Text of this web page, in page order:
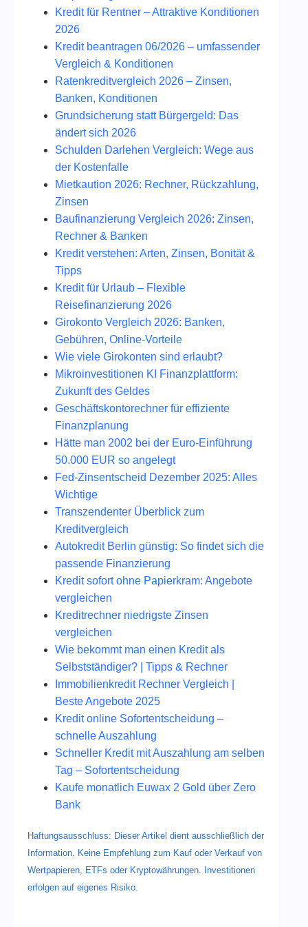
Kredit für Rentner – Attraktive Konditionen
2026
Kredit beantragen 06/2026 – umfassender
Vergleich & Konditionen
Ratenkreditvergleich 2026 – Zinsen,
Banken, Konditionen
Grundsicherung statt Bürgergeld: Das
ändert sich 2026
Schulden Darlehen Vergleich: Wege aus
der Kostenfalle
Mietkaution 2026: Rechner, Rückzahlung,
Zinsen
Baufinanzierung Vergleich 2026: Zinsen,
Rechner & Banken
Kredit verstehen: Arten, Zinsen, Bonität &
Tipps
Kredit für Urlaub – Flexible
Reisefinanzierung 2026
Girokonto Vergleich 2026: Banken,
Gebühren, Online-Vorteile
Wie viele Girokonten sind erlaubt?
Mikroinvestitionen KI Finanzplattform:
Zukunft des Geldes
Geschäftskontorechner für effiziente
Finanzplanung
Hätte man 2002 bei der Euro-Einführung
50.000 EUR so angelegt
Fed‑Zinsentscheid Dezember 2025: Alles
Wichtige
Transzendenter Überblick zum
Kreditvergleich
Autokredit Berlin günstig: So findet sich die
passende Finanzierung
Kredit sofort ohne Papierkram: Angebote
vergleichen
Kreditrechner niedrigste Zinsen
vergleichen
Wie bekommt man einen Kredit als
Selbstständiger? | Tipps & Rechner
Immobilienkredit Rechner Vergleich |
Beste Angebote 2025
Kredit online Sofortentscheidung –
schnelle Auszahlung
Schneller Kredit mit Auszahlung am selben
Tag – Sofortentscheidung
Kaufe monatlich Euwax 2 Gold über Zero
Bank
Haftungsausschluss: Dieser Artikel dient ausschließlich der
Information. Keine Empfehlung zum Kauf oder Verkauf von
Wertpapieren, ETFs oder Kryptowährungen. Investitionen
erfolgen auf eigenes Risiko.